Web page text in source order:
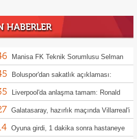
HABERLER
Manisa FK Teknik Sorumlusu Selman
galibiyet yorumu
Boluspor'dan sakatlık açıklaması:
kemiği kırıldı"
Liverpool'da anlaşma tamam: Ronald
Galatasaray, hazırlık maçında Villarreal'i
edecekOyuna girdi, 1 dakika sonra hastaneye